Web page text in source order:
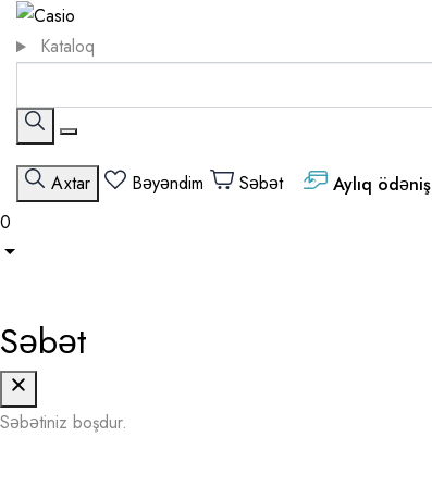
Kataloq
Axtar Bəyəndim Səbət
Aylıq ödəniş
0
Səbət
Səbətiniz boşdur.